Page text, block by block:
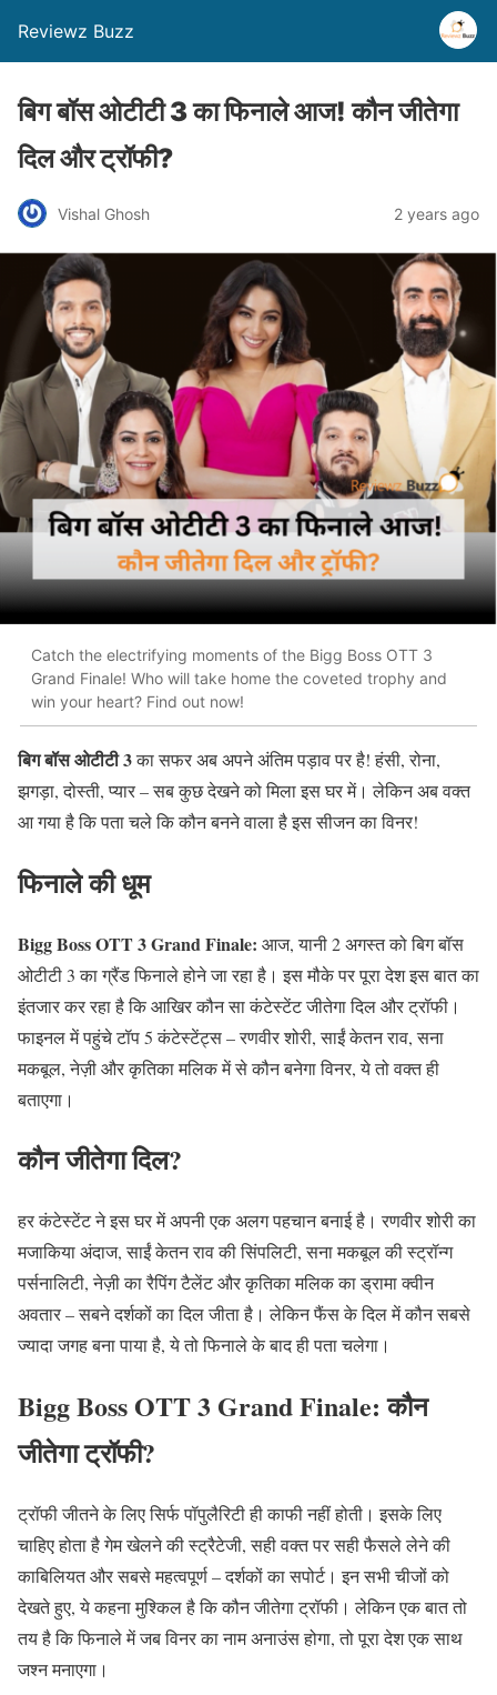
Reviewz Buzz
बिग बॉस ओटीटी 3 का फिनाले आज! कौन जीतेगा
दिल और ट्रॉफी?
Vishal Ghosh 2 years ago
Catch the electrifying moments of the Bigg Boss OTT 3
Grand Finale! Who will take home the coveted trophy and
win your heart? Find out now!
बिग बॉस ओटीटी 3का सफर अब अपने अंतिम पड़ाव पर है! हंसी, रोना,
झगड़ा, दोस्ती, प्यार – सब कुछ देखने को मिला इस घर में। लेकिन अब वक्त
आ गया है कि पता चले कि कौन बनने वाला है इस सीजन का विनर!
फिनाले की धूम
Bigg Boss OTT 3 Grand Finale: आज, यानी 2 अगस्त को बिग बॉस
ओटीटी 3 का ग्रैंड फिनाले होने जा रहा है। इस मौके पर पूरा देश इस बात का
इंतजार कर रहा है कि आखिर कौन सा कंटेस्टेंट जीतेगा दिल और ट्रॉफी।
फाइनल में पहुंचे टॉप 5 कंटेस्टेंट्स – रणवीर शोरी, साईं केतन राव, सना
मकबूल, नेज़ी और कृतिका मलिक में से कौन बनेगा विनर, ये तो वक्त ही
बताएगा।
कौन जीतेगा दिल?
हर कंटेस्टेंट ने इस घर में अपनी एक अलग पहचान बनाई है। रणवीर शोरी का
मजाकिया अंदाज, साईं केतन राव की सिंपलिटी, सना मकबूल की स्ट्रॉन्ग
पर्सनालिटी, नेज़ी का रैपिंग टैलेंट और कृतिका मलिक का ड्रामा क्वीन
अवतार – सबने दर्शकों का दिल जीता है। लेकिन फैंस के दिल में कौन सबसे
ज्यादा जगह बना पाया है, ये तो फिनाले के बाद ही पता चलेगा।
Bigg Boss OTT 3 Grand Finale: कौन
जीतेगा ट्रॉफी?
ट्रॉफी जीतने के लिए सिर्फ पॉपुलैरिटी ही काफी नहीं होती। इसके लिए
चाहिए होता है गेम खेलने की स्ट्रैटेजी, सही वक्त पर सही फैसले लेने की
काबिलियत और सबसे महत्वपूर्ण – दर्शकों का सपोर्ट। इन सभी चीजों को
देखते हुए, ये कहना मुश्किल है कि कौन जीतेगा ट्रॉफी। लेकिन एक बात तो
तय है कि फिनाले में जब विनर का नाम अनाउंस होगा, तो पूरा देश एक साथ
जश्न मनाएगा।